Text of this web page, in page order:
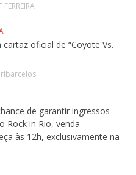
FERREIRA
cartaz oficial de “Coyote Vs.
de garantir ingressos
Rock in Rio, venda
às 12h, exclusivamente na